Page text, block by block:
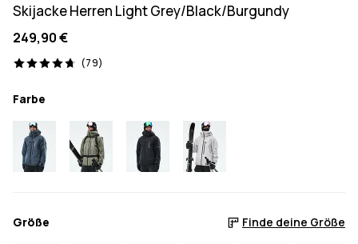
Skijacke Herren Light Grey/Black/Burgundy
249,90 €
(79)
79 Reviews, 4.7/5
Farbe
Größe Finde deine Größe